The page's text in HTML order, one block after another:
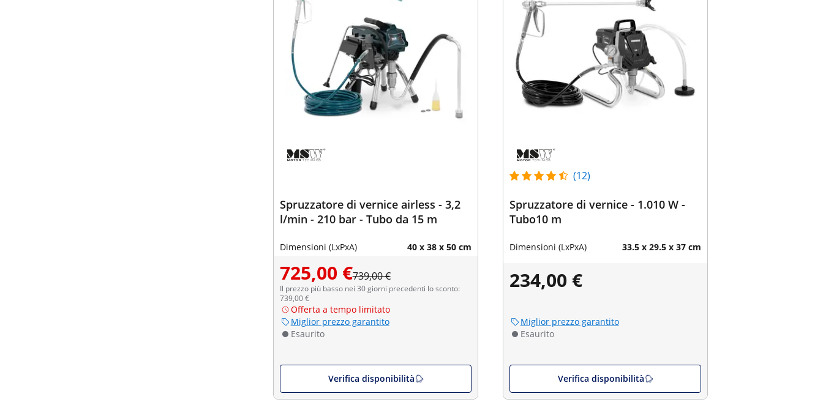
Spruzzatore di vernice airless - 3,2
l/min - 210 bar - Tubo da 15 m
Dimensioni (LxPxA) 40 x 38 x 50 cm
725,00 €739,00 €
Il prezzo più basso nei 30 giorni precedenti lo sconto:
739,00 €
Offerta a tempo limitato
Miglior prezzo garantito
Esaurito
Verifica disponibilità
(12)
Spruzzatore di vernice - 1.010 W -
Tubo10 m
Dimensioni (LxPxA) 33.5 x 29.5 x 37 cm
234,00 €
Miglior prezzo garantito
Esaurito
Verifica disponibilità